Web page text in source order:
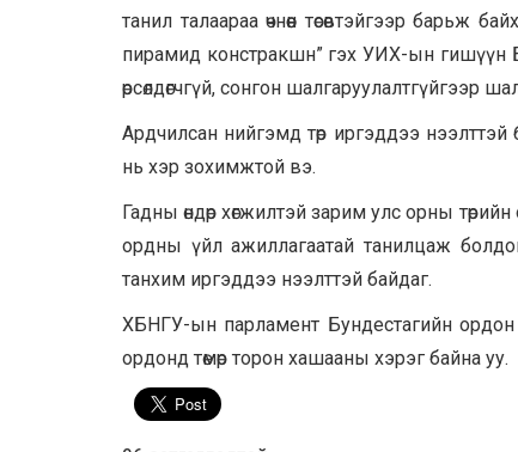
танил талаараа өчнөөн төсөвтэйгээр
пирамид констракшн” гэх УИХ-ын гишүүн
өрсөлдөгчгүй, сонгон шалгаруулалтгүйгээр
Ардчилсан нийгэмд төр иргэддээ
нь хэр зохимжтой вэ.
Гадны өндөр хөгжилтэй зарим улс орны төрийн
ордны үйл ажиллагаатай танилцаж
танхим иргэддээ нээлттэй байдаг.
ХБНГУ-ын парламент Бундестагийн ордон
ордонд төмөр торон хашааны хэрэг байна уу.